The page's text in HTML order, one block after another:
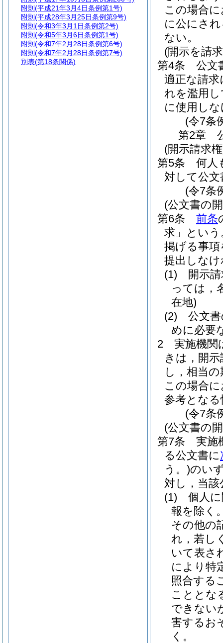
この場合
に公にさ
ない。
(開示を請
第4条
公文
適正な請
れを濫用
に使用し
(令7条
第2章
(開示請求
第5条
何人
対して公
(令7条
(公文書の
第6条
前条
求」という
掲げる事
提出しな
(1)
開示
っては，
在地)
(2)
公文
めに必要
2
実施機関
きは，開
し，相当
この場合
参考とな
(令7条
(公文書の
第7条
実施
る公文書に
う。)のい
対し，当
(1)
個人
報を除く
その他の
れ，若し
いて表さ
により特
照合する
こととな
できない
害するお
く。
附則 (平成21年3月4日条例第1号)
附則 (平成28年3月25日条例第9号)
附則 (令和3年3月1日条例第2号)
附則 (令和5年3月6日条例第1号)
附則 (令和7年2月28日条例第6号)
附則 (令和7年2月28日条例第7号)
別表(第18条関係)